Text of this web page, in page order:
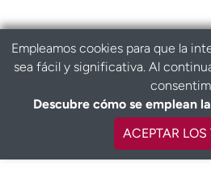
Empleamos cookies para que la
sea fácil y significativa. Al
Descubre cómo se emplean
ACEPTAR